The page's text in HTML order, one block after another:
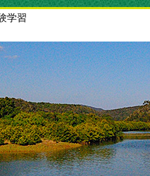
学習